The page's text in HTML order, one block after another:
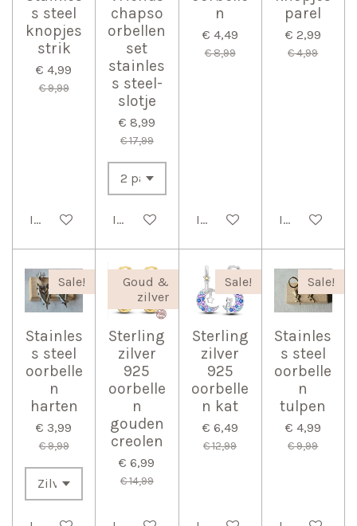
s steel
knopjes
strik
€ 4,99
€ 9,99
In winkelwagen
chapso
orbellen
set
stainles
s steel-
slotje
€ 8,99
€ 17,99
In winkelwagen
n
€ 4,49
€ 8,99
In winkelwagen
parel
€ 2,99
€ 4,99
In
Sale!
Stainles
s steel
oorbelle
n
harten
€ 3,99
€ 9,99
Goud &
zilver
Sterling
zilver
925
oorbelle
n
gouden
creolen
€ 6,99
€ 14,99
Sale!
Sterling
zilver
925
oorbelle
n kat
€ 6,49
€ 12,99
Sale!
Stainles
s steel
oorbelle
n
tulpen
€ 4,99
€ 9,99